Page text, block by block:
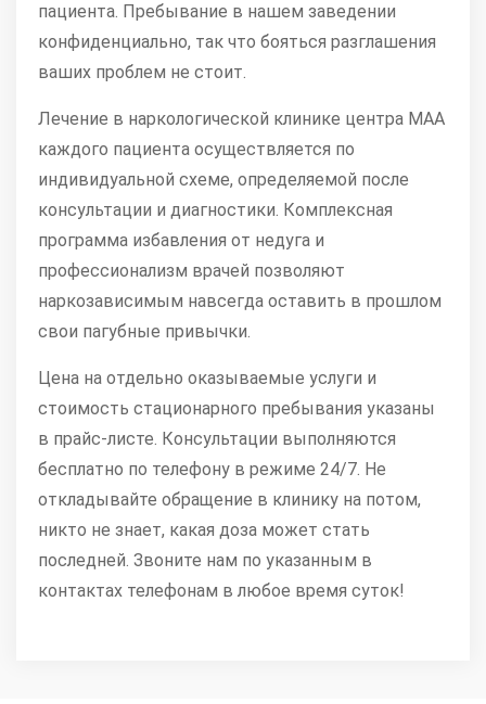
пациента. Пребывание в нашем заведении
конфиденциально, так что бояться разглашения
ваших проблем не стоит.
Лечение в наркологической клинике центра МАА
каждого пациента осуществляется по
индивидуальной схеме, определяемой после
консультации и диагностики. Комплексная
программа избавления от недуга и
профессионализм врачей позволяют
наркозависимым навсегда оставить в прошлом
свои пагубные привычки.
Цена на отдельно оказываемые услуги и
стоимость стационарного пребывания указаны
в прайс-листе. Консультации выполняются
бесплатно по телефону в режиме 24/7. Не
откладывайте обращение в клинику на потом,
никто не знает, какая доза может стать
последней. Звоните нам по указанным в
контактах телефонам в любое время суток!